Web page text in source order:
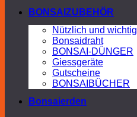
BONSAIZUBEHÖR
Nützlich und wichtig
Bonsaidraht
BONSAI-DÜNGER
Giessgeräte
Gutscheine
BONSAIBÜCHER
Bonsaierden